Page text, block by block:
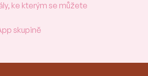
ke kterým se můžete
skupině